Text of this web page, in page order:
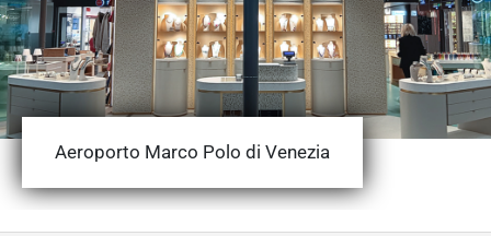
Aeroporto Marco Polo di Venezia